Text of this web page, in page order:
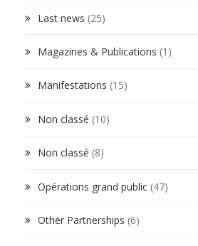
Last news (25)
Magazines & Publications (1)
Manifestations (15)
Non classé (10)
Non classé (8)
Opérations grand public (47)
Other Partnerships (6)